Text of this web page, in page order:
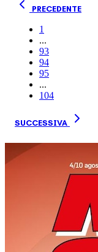
PRECEDENTE
1
...
93
94
95
...
104
SUCCESSIVA